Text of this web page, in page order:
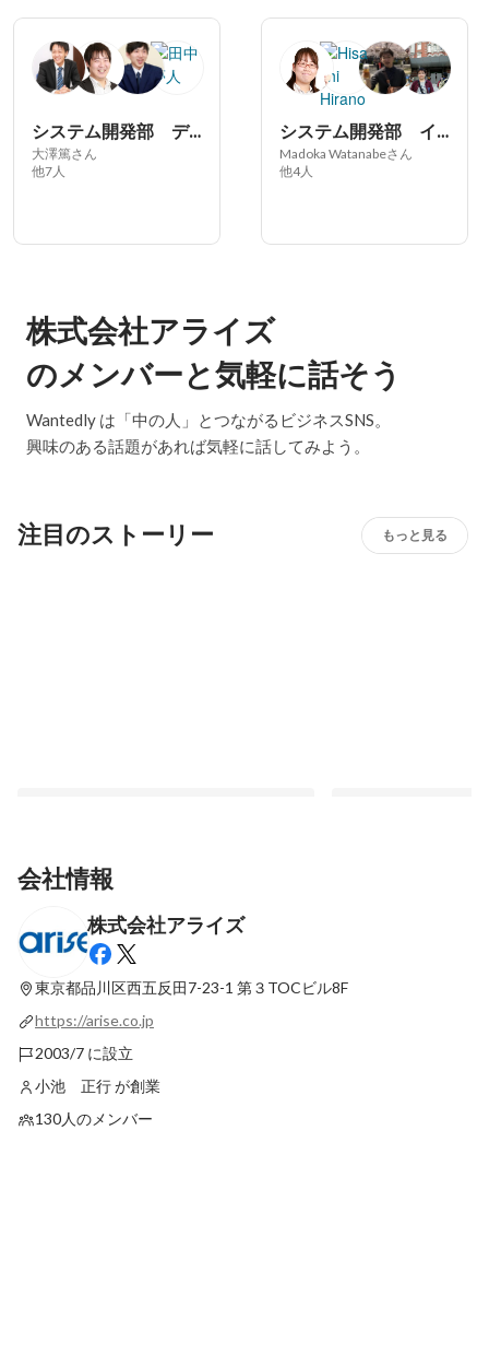
システム開発部 デベロップメント(WEBエンジニア)
大澤篤さん
他7人
システム開発部 インフラチーム (サーバー・ネットワーク)
Madoka Watanabeさん
他4人
株式会社アライズ
のメンバーと気軽に話そう
Wantedly は「中の人」とつながるビジネスSNS。
興味のある話題があれば気軽に話してみよう。
注目のストーリー もっと見る
ゼロワンPJ(2カ月研修)を通して学べたこ
最新順で表示
会社情報
株式会社アライズ
東京都品川区西五反田7-23-1 第３TOCビル8F
https://arise.co.jp
2003/7 に設立
小池 正行 が創業
130人のメンバー